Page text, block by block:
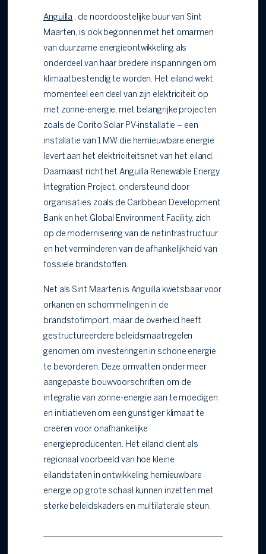
Anguilla , de noordoostelijke buur van Sint
Maarten, is ook begonnen met het omarmen
van duurzame energieontwikkeling als
onderdeel van haar bredere inspanningen om
klimaatbestendig te worden. Het eiland wekt
momenteel een deel van zijn elektriciteit op
met zonne-energie, met belangrijke projecten
zoals de Corito Solar PV-installatie – een
installatie van 1 MW die hernieuwbare energie
levert aan het elektriciteitsnet van het eiland.
Daarnaast richt het Anguilla Renewable Energy
Integration Project, ondersteund door
organisaties zoals de Caribbean Development
Bank en het Global Environment Facility, zich
op de modernisering van de netinfrastructuur
en het verminderen van de afhankelijkheid van
fossiele brandstoffen.
Net als Sint Maarten is Anguilla kwetsbaar voor
orkanen en schommelingen in de
brandstofimport, maar de overheid heeft
gestructureerdere beleidsmaatregelen
genomen om investeringen in schone energie
te bevorderen. Deze omvatten onder meer
aangepaste bouwvoorschriften om de
integratie van zonne-energie aan te moedigen
en initiatieven om een gunstiger klimaat te
creëren voor onafhankelijke
energieproducenten. Het eiland dient als
regionaal voorbeeld van hoe kleine
eilandstaten in ontwikkeling hernieuwbare
energie op grote schaal kunnen inzetten met
sterke beleidskaders en multilaterale steun.